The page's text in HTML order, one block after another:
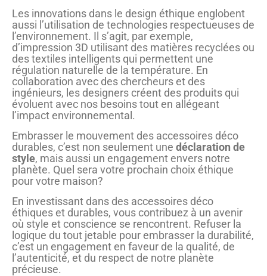
Les innovations dans le design éthique englobent
aussi l’utilisation de technologies respectueuses de
l’environnement. Il s’agit, par exemple,
d’impression 3D utilisant des matières recyclées ou
des textiles intelligents qui permettent une
régulation naturelle de la température. En
collaboration avec des chercheurs et des
ingénieurs, les designers créent des produits qui
évoluent avec nos besoins tout en allégeant
l’impact environnemental.
Embrasser le mouvement des accessoires déco
durables, c’est non seulement une déclaration de
style, mais aussi un engagement envers notre
planète. Quel sera votre prochain choix éthique
pour votre maison?
En investissant dans des accessoires déco
éthiques et durables, vous contribuez à un avenir
où style et conscience se rencontrent. Refuser la
logique du tout jetable pour embrasser la durabilité,
c’est un engagement en faveur de la qualité, de
l’autenticité, et du respect de notre planète
précieuse.